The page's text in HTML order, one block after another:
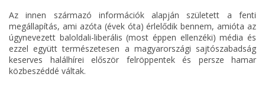
Az innen származó információk alapján született a fenti
megállapítás, ami azóta (évek óta) érlelődik bennem, amióta az
úgynevezett baloldali-liberális (most éppen ellenzéki) média és
ezzel együtt természetesen a magyarországi sajtószabadság
keserves halálhírei először felröppentek és persze hamar
közbeszéddé váltak.